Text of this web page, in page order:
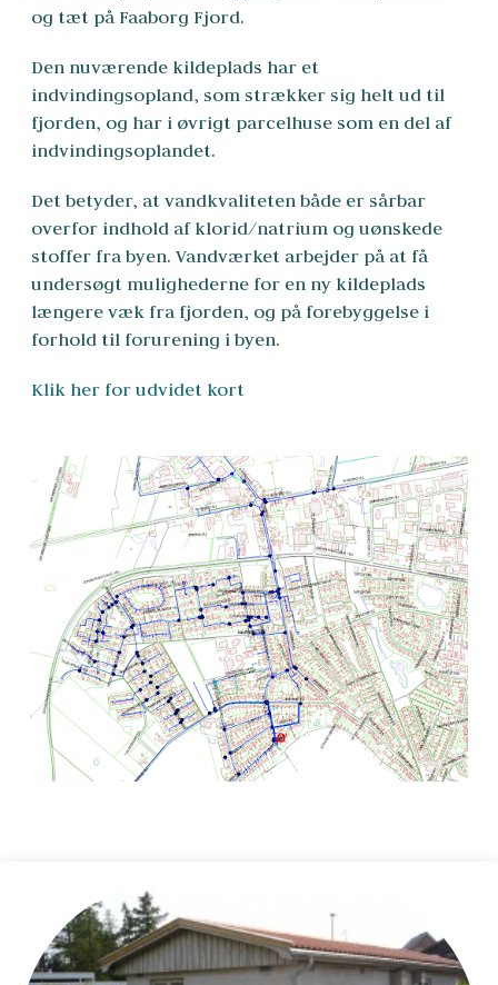
og tæt på Faaborg Fjord.
Den nuværende kildeplads har et
indvindingsopland, som strækker sig helt ud til
fjorden, og har i øvrigt parcelhuse som en del af
indvindingsoplandet.
Det betyder, at vandkvaliteten både er sårbar
overfor indhold af klorid/natrium og uønskede
stoffer fra byen. Vandværket arbejder på at få
undersøgt mulighederne for en ny kildeplads
længere væk fra fjorden, og på forebyggelse i
forhold til forurening i byen.
Klik her for udvidet kort